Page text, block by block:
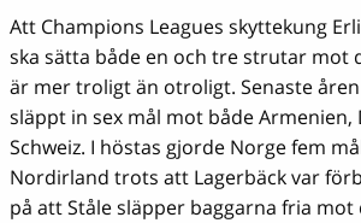
Att Champions Leagues skyttekung
ska sätta både en och tre strutar mot
är mer troligt än otroligt. Senaste
släppt in sex mål mot både Armenien,
Schweiz. I höstas gjorde Norge fem
Nordirland trots att Lagerbäck var
på att Ståle släpper baggarna fria